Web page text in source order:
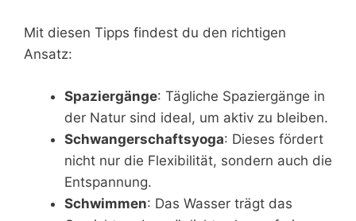
Mit diesen Tipps findest du den richtigen
Ansatz:
Spaziergänge: Tägliche Spaziergänge in
der Natur sind ideal, um aktiv zu bleiben.
Schwangerschaftsyoga: Dieses fördert
nicht nur die Flexibilität, sondern auch die
Entspannung.
Schwimmen: Das Wasser trägt das